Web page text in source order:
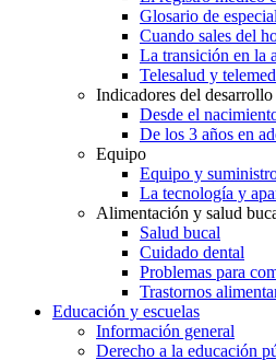
Glosario de
Cuando sales del
La transición en la
Telesalud y
Indicadores del desarrollo
Desde el
De los 3 años en
Equipo
Equipo y
La tecnología y
Alimentación y salud
Salud bucal
Cuidado dental
Problemas para
Trastornos
Educación y escuelas
Información general
Derecho a la educación